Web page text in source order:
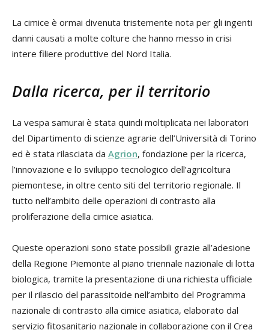
La cimice è ormai divenuta tristemente nota per gli ingenti
danni causati a molte colture che hanno messo in crisi
intere filiere produttive del Nord Italia.
Dalla ricerca, per il territorio
La vespa samurai è stata quindi moltiplicata nei laboratori
del Dipartimento di scienze agrarie dell’Università di Torino
ed è stata rilasciata da Agrion, fondazione per la ricerca,
l’innovazione e lo sviluppo tecnologico dell’agricoltura
piemontese, in oltre cento siti del territorio regionale. Il
tutto nell’ambito delle operazioni di contrasto alla
proliferazione della cimice asiatica.
Queste operazioni sono state possibili grazie all’adesione
della Regione Piemonte al piano triennale nazionale di lotta
biologica, tramite la presentazione di una richiesta ufficiale
per il rilascio del parassitoide nell’ambito del Programma
nazionale di contrasto alla cimice asiatica, elaborato dal
servizio fitosanitario nazionale in collaborazione con il Crea